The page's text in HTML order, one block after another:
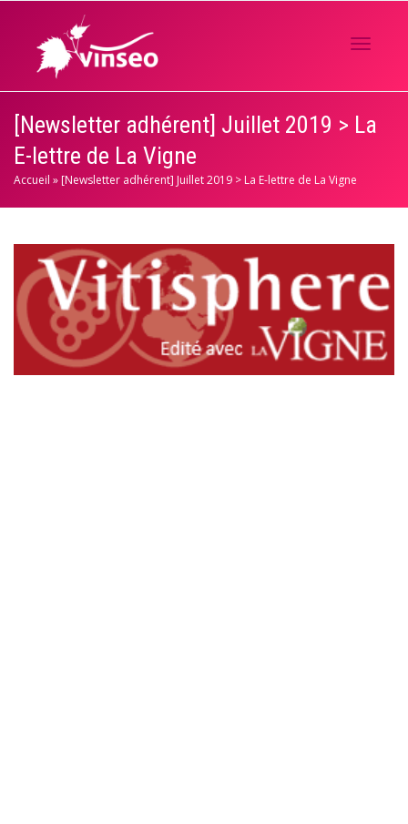
[Newsletter adhérent] Juillet 2019 > La
E-lettre de La Vigne
Accueil »[Newsletter adhérent] Juillet 2019 > La E-lettre de La Vigne